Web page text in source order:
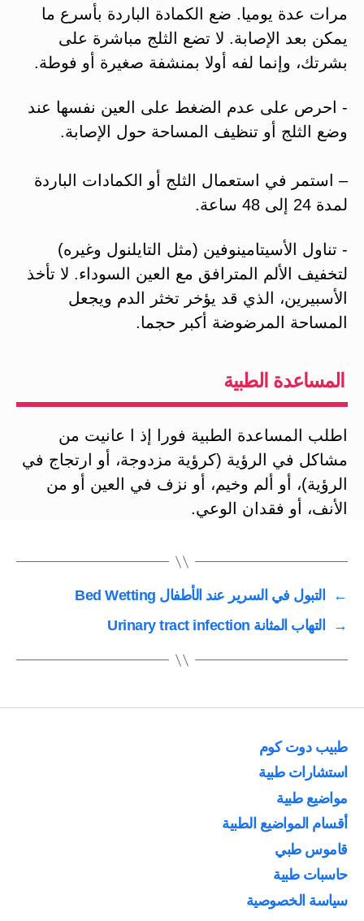
مرات عدة يوميا. ضع الكمادة الباردة بأسرع ما
يمكن بعد الإصابة. لا تضع الثلج مباشرة على
بشرتك، وإنما لفه أولا بمنشفة صغيرة أو فوطة.
‏- احرص على عدم الضغط على العين نفسها عند
وضع الثلج أو تنظيف المساحة حول الإصابة.
– استمر في استعمال الثلج أو الكمادات الباردة
لمدة 24 ‏إلى 48 ‏ساعة.
‏- تناول الأسيتامينوفين (مثل التايلنول وغيره)
لتخفيف الألم المترافق مع العين السوداء. لا تأخذ
الأسبيرين، الذي قد يؤخر تخثر الدم ويجعل
المساحة المرضوضة أكبر حجما.
المساعدة الطبية
‏اطلب المساعدة الطبية فورا إذ ا عانيت من
مشاكل في الرؤية (كرؤية مزدوجة، أو ارتجاج في
الرؤية)، أو ألم وخيم، أو نزف في العين أو من
الأنف، أو فقدان الوعي.
←
التبول في السرير عند الأطفال Bed Wetting
→
التهاب المثانة Urinary tract infection
طبيب دوت كوم
استشارات طبية
مواضيع طبية
أقسام المواضيع الطبية
قاموس طبي
حاسبات طبية
سياسة الخصوصية